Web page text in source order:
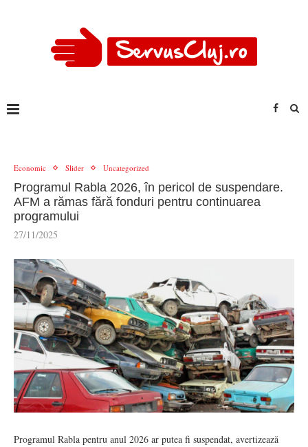
Economic Slider Uncategorized
Programul Rabla 2026, în pericol de suspendare.
AFM a rămas fără fonduri pentru continuarea
programului
27/11/2025
Programul Rabla pentru anul 2026 ar putea fi suspendat, avertizează